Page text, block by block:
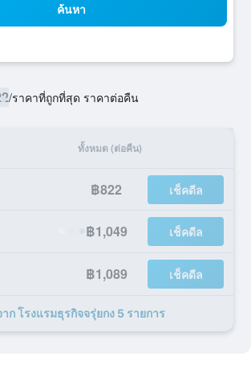
ค้นหา
/ราคาที่ถูกที่สุด ราคาต่อคืน
ทั้งหมด (ต่อคืน)
฿822 เช็คดีล
฿1,049 เช็คดีล
฿1,089 เช็คดีล
ก โรงแรมธุรกิจจรุ่ยกง 5 รายการ